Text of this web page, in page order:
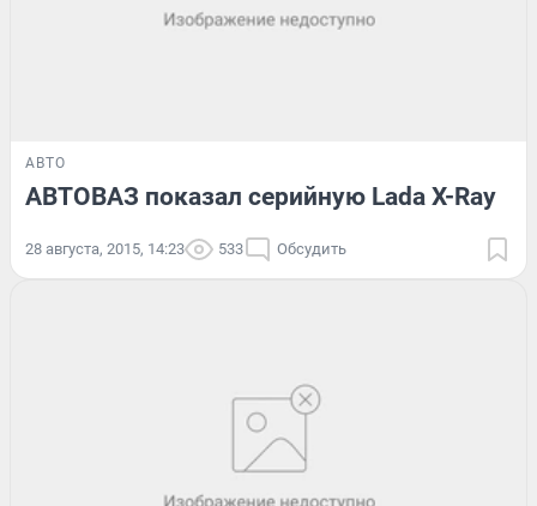
АВТО
АВТОВАЗ показал серийную Lada X-Ray
28 августа, 2015, 14:23 533 Обсудить